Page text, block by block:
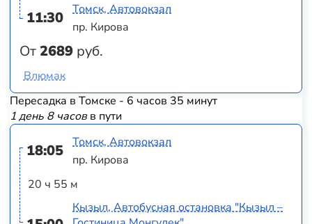
11:30
От2689 руб.
Томск, Автовокзал
пр. Кирова
Влюмак
Пересадка в Томске - 6 часов 35 минут
1 день 8 часовв пути
18:05
20 ч 55 м
Томск, Автовокзал
пр. Кирова
Кызыл, Автобусная остановка "Кызыл –